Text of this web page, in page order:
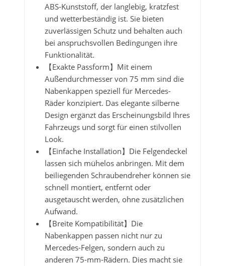
ABS-Kunststoff, der langlebig, kratzfest
und wetterbeständig ist. Sie bieten
zuverlässigen Schutz und behalten auch
bei anspruchsvollen Bedingungen ihre
Funktionalität.
【Exakte Passform】Mit einem
Außendurchmesser von 75 mm sind die
Nabenkappen speziell für Mercedes-
Räder konzipiert. Das elegante silberne
Design ergänzt das Erscheinungsbild Ihres
Fahrzeugs und sorgt für einen stilvollen
Look.
【Einfache Installation】Die Felgendeckel
lassen sich mühelos anbringen. Mit dem
beiliegenden Schraubendreher können sie
schnell montiert, entfernt oder
ausgetauscht werden, ohne zusätzlichen
Aufwand.
【Breite Kompatibilität】Die
Nabenkappen passen nicht nur zu
Mercedes-Felgen, sondern auch zu
anderen 75-mm-Rädern. Dies macht sie